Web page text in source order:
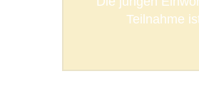
Teilnahme